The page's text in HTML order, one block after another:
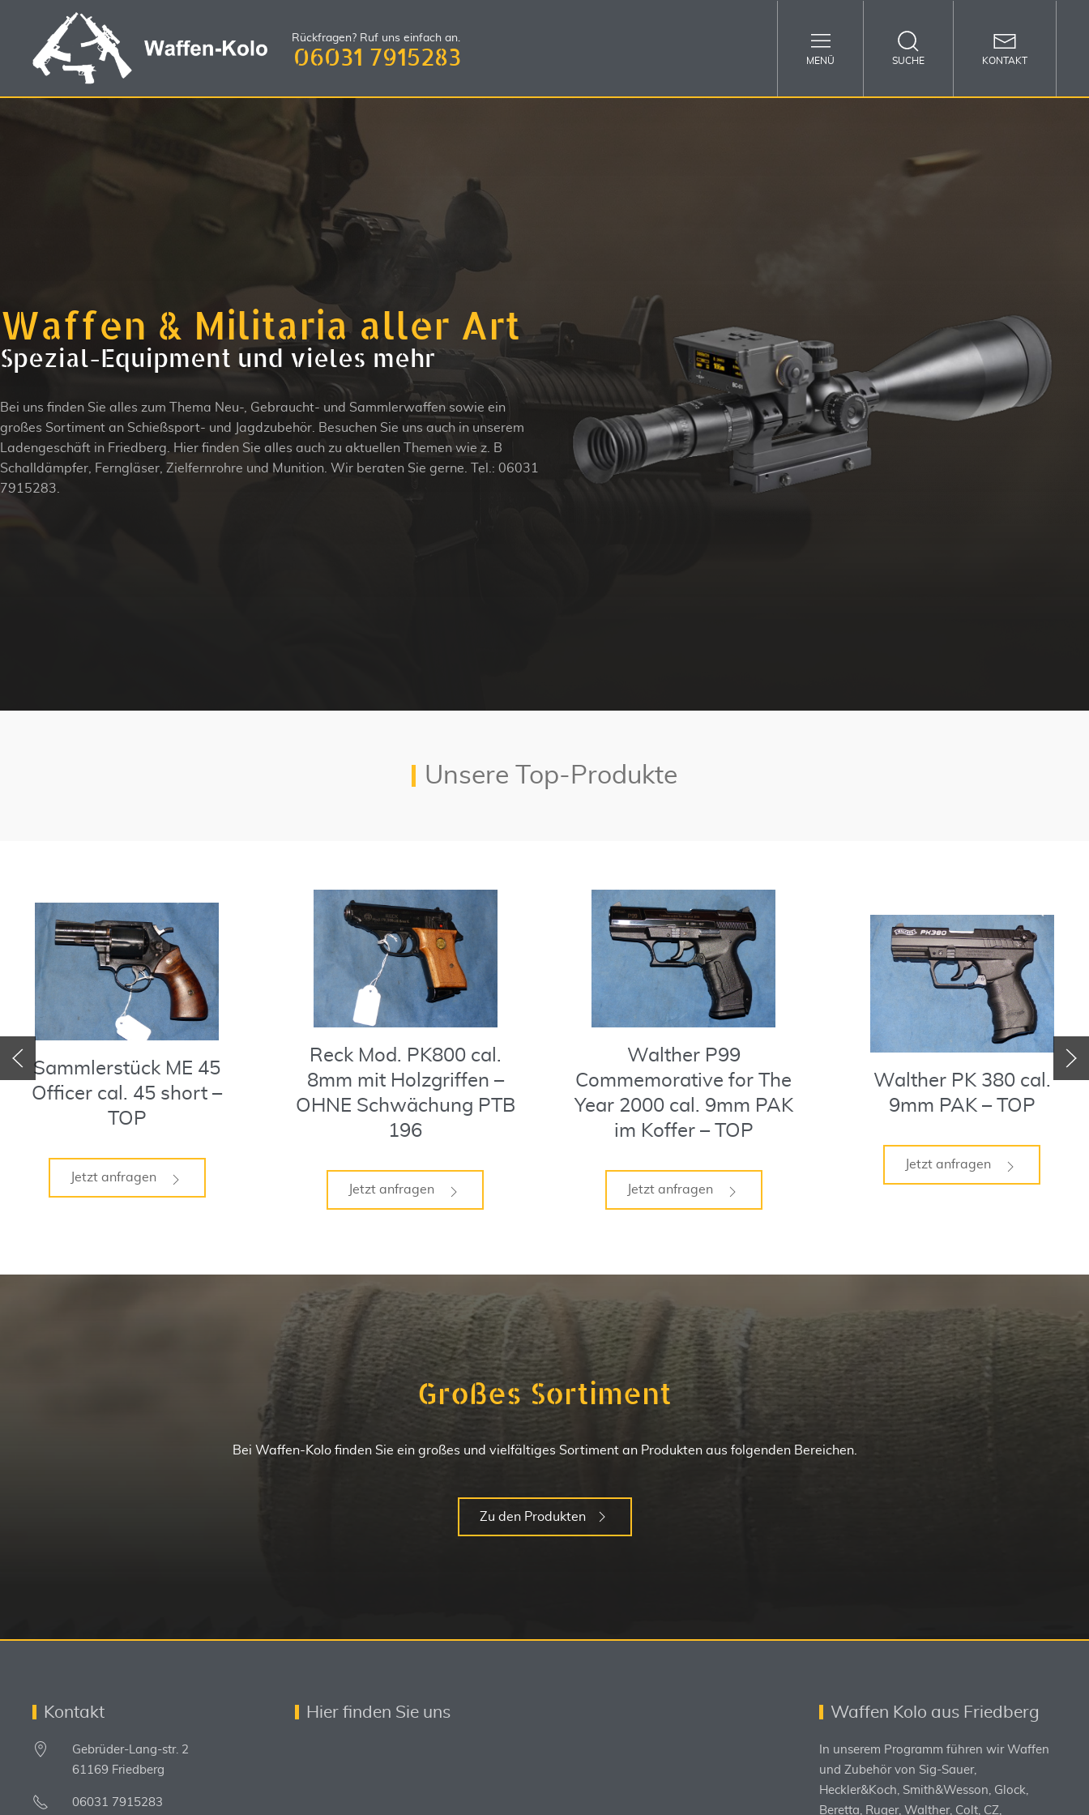
Rückfragen? Ruf uns einfach an.
06031 7915283 MENÜ SUCHE KONTAKT
Waffen & Militaria aller Art
Spezial-Equipment und vieles mehr
Bei uns finden Sie alles zum Thema Neu-, Gebraucht- und Sammlerwaffen sowie ein
großes Sortiment an Schießsport- und Jagdzubehör. Besuchen Sie uns auch in unserem
Ladengeschäft in Friedberg. Hier finden Sie alles auch zu aktuellen Themen wie z. B
Schalldämpfer, Ferngläser, Zielfernrohre und Munition. Wir beraten Sie gerne. Tel.: 06031
7915283.
Unsere Top-Produkte
Sammlerstück ME 45
Officer cal. 45 short –
TOP
Jetzt anfragen
Reck Mod. PK800 cal.
8mm mit Holzgriffen –
OHNE Schwächung PTB
196
Jetzt anfragen
Walther P99
Commemorative for The
Year 2000 cal. 9mm PAK
im Koffer – TOP
Jetzt anfragen
Walther PK 380 cal.
9mm PAK – TOP
Jetzt anfragen
Großes Sortiment
Bei Waffen-Kolo finden Sie ein großes und vielfältiges Sortiment an Produkten aus folgenden Bereichen.
Zu den Produkten
Kontakt
Gebrüder-Lang-str. 2
61169 Friedberg
06031 7915283
Hier finden Sie uns Waffen Kolo aus Friedberg
In unserem Programm führen wir Waffen
und Zubehör von Sig-Sauer,
Heckler&Koch, Smith&Wesson, Glock,
Beretta, Ruger, Walther, Colt, CZ,